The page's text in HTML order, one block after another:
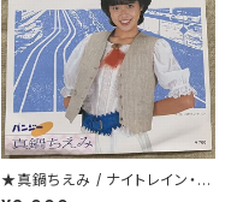
★真鍋ちえみ / ナイトレイン・美
少女 プロモ